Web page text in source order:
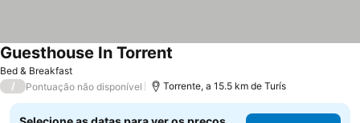
Bed & Breakfast
Guesthouse In Torrent
/ Pontuação não disponível Torrente, a 15.5 km de Turís